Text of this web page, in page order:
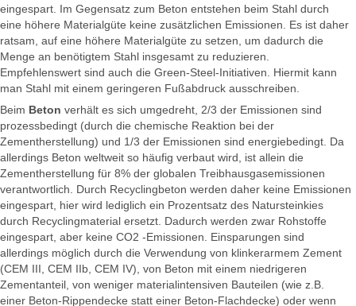
eingespart. Im Gegensatz zum Beton entstehen beim Stahl durch
eine höhere Materialgüte keine zusätzlichen Emissionen. Es ist daher
ratsam, auf eine höhere Materialgüte zu setzen, um dadurch die
Menge an benötigtem Stahl insgesamt zu reduzieren.
Empfehlenswert sind auch die Green-Steel-Initiativen. Hiermit kann
man Stahl mit einem geringeren Fußabdruck ausschreiben.
Beim Beton verhält es sich umgedreht, 2/3 der Emissionen sind
prozessbedingt (durch die chemische Reaktion bei der
Zementherstellung) und 1/3 der Emissionen sind energiebedingt. Da
allerdings Beton weltweit so häufig verbaut wird, ist allein die
Zementherstellung für 8% der globalen Treibhausgasemissionen
verantwortlich. Durch Recyclingbeton werden daher keine Emissionen
eingespart, hier wird lediglich ein Prozentsatz des Natursteinkies
durch Recyclingmaterial ersetzt. Dadurch werden zwar Rohstoffe
eingespart, aber keine CO2 -Emissionen. Einsparungen sind
allerdings möglich durch die Verwendung von klinkerarmem Zement
(CEM III, CEM IIb, CEM IV), von Beton mit einem niedrigeren
Zementanteil, von weniger materialintensiven Bauteilen (wie z.B.
einer Beton-Rippendecke statt einer Beton-Flachdecke) oder wenn